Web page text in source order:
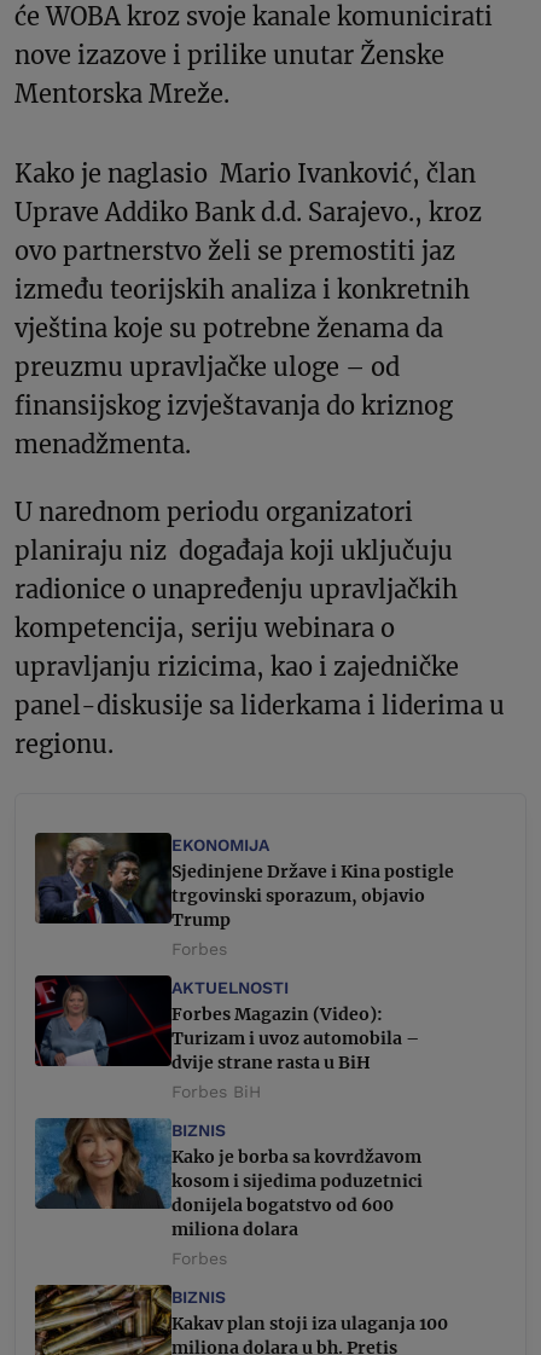
će WOBA kroz svoje kanale komunicirati
nove izazove i prilike unutar Ženske
Mentorska Mreže.
Kako je naglasio Mario Ivanković, član
Uprave Addiko Bank d.d. Sarajevo., kroz
ovo partnerstvo želi se premostiti jaz
između teorijskih analiza i konkretnih
vještina koje su potrebne ženama da
preuzmu upravljačke uloge – od
finansijskog izvještavanja do kriznog
menadžmenta.
U narednom periodu organizatori
planiraju niz događaja koji uključuju
radionice o unapređenju upravljačkih
kompetencija, seriju webinara o
upravljanju rizicima, kao i zajedničke
panel-diskusije sa liderkama i liderima u
regionu.
EKONOMIJA
Sjedinjene Države i Kina postigle
trgovinski sporazum, objavio
Trump
Forbes
AKTUELNOSTI
Forbes Magazin (Video):
Turizam i uvoz automobila –
dvije strane rasta u BiH
Forbes BiH
BIZNIS
Kako je borba sa kovrdžavom
kosom i sijedima poduzetnici
donijela bogatstvo od 600
miliona dolara
Forbes
BIZNIS
Kakav plan stoji iza ulaganja 100
miliona dolara u bh. Pretis